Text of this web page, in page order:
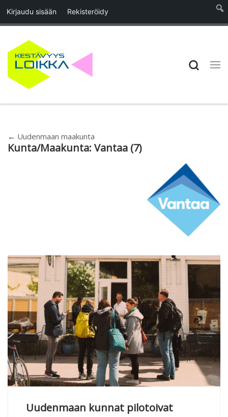
Kirjaudu sisään Rekisteröidy
Skip to content
← Uudenmaan maakunta
Kunta/Maakunta: Vantaa (7)
Uudenmaan kunnat pilotoivat